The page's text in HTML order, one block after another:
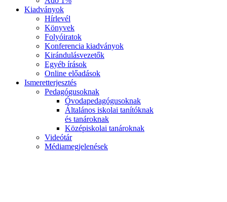
Kiadványok
Hírlevél
Könyvek
Folyóiratok
Konferencia kiadványok
Kirándulásvezetők
Egyéb írások
Online előadások
Ismeretterjesztés
Pedagógusoknak
Óvodapedagógusoknak
Általános iskolai tanítóknak
és tanároknak
Középiskolai tanároknak
Videótár
Médiamegjelenések